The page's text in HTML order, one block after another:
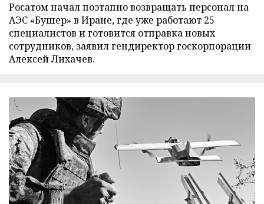
Росатом начал поэтапно возвращать персонал на
АЭС «Бушер» в Иране, где уже работают 25
специалистов и готовится отправка новых
сотрудников, заявил гендиректор госкорпорации
Алексей Лихачев.